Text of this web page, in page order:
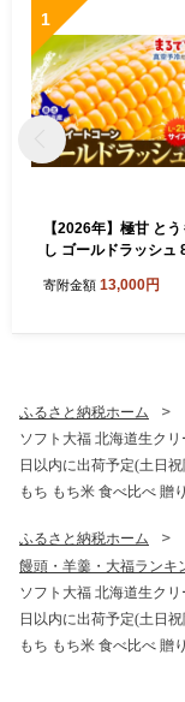
1
【2026年】極甘 とう
し ゴールドラッシュ
ーン 北海道 名寄市 な
夏ギフト 贈り物 贈答
クール便 産地直送 も
大容量 バーベキュー
料無料 8月 9月
寄附金額 13,000円
ふるさと納税ホーム
ソフト大福 北海道生ク
日以内に出荷予定(土日
もち もち米 食べ比べ 贈
ふるさと納税ホーム
饅頭・羊羹・大福ランキ
ソフト大福 北海道生ク
日以内に出荷予定(土日
もち もち米 食べ比べ 贈